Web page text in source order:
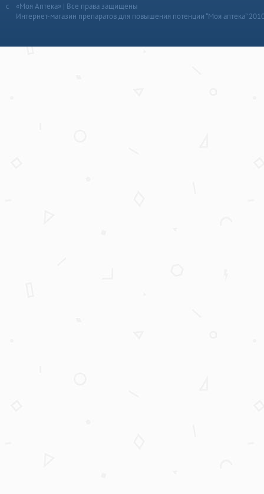
«Моя Аптека» | Все права защищены
Интернет-магазин препаратов для повышения потенции “Моя аптека”